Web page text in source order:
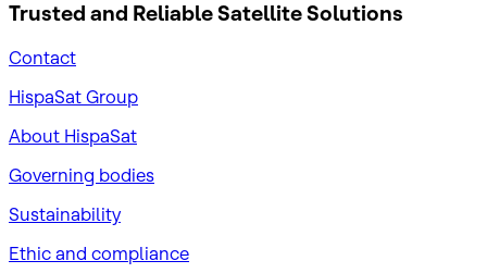
Trusted and ReliableSatellite Solutions
Contact
HispaSat Group
About HispaSat
Governing bodies
Sustainability
​Ethic and compliance